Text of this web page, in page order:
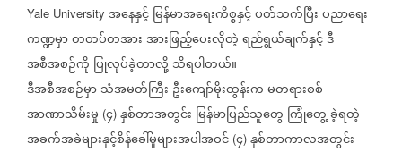
Yale University အနေနှင့်မြန်မာအရေးကိစ္စနှင့်ပတ်သက်ပြီးပညာရေး
ကဏ္ဍမှာတတပ်တအားအားဖြည့်ပေးလိုတဲ့ရည်ရွယ်ချက်နှင့်ဒီ
အစီအစဉ်ကို ပြုလုပ်ခဲ့တာလို့သိရပါတယ်။
ဒီအစီအစဉ်မှာသံအမတ်ကြီး ဦးကျော်မိုးထွန်းကမတရားစစ်
အာဏာသိမ်းမှု (၄) နှစ်တာအတွင်း မြန်မာပြည်သူတွေ ကြုံတွေ့ခဲ့ရတဲ့
အခက်အခဲများနှင့်စိန်ခေါ်မှုများအပါအဝင် (၄) နှစ်တာကာလအတွင်း